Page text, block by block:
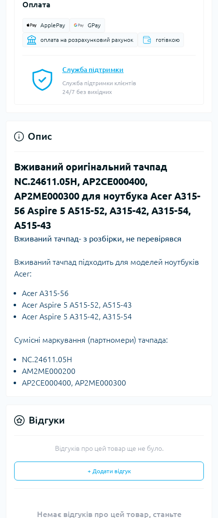
Оплата
ApplePay GPay
оплата на розрахунковий рахунок готівкою
Служба підтримки
Служба підтримки клієнтів
24/7 без вихідних
Опис
Вживаний оригінальний тачпад
NC.24611.05H, AP2CE000400,
AP2ME000300 для ноутбука Acer A315-
56 Aspire 5 A515-52, A315-42, A315-54,
A515-43
Вживаний тачпад- з розбірки, не перевірявся
Вживаний тачпад підходить для моделей ноутбуків
Acer:
Acer A315-56
Acer Aspire 5 A515-52, A515-43
Acer Aspire 5 A315-42, A315-54
Сумісні маркування (партномери) тачпада:
NC.24611.05H
AM2ME000200
AP2CE000400, AP2ME000300
Відгуки
Відгуків про цей товар ще не було.
+ Додати відгук
Немає відгуків про цей товар, станьте